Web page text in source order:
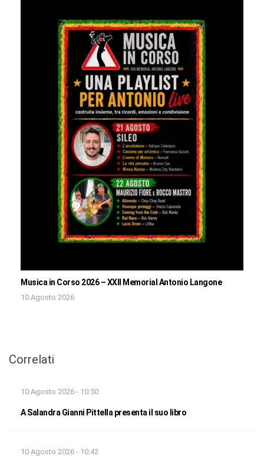
Musica in Corso 2026 – XXII Memorial Antonio Langone
10 Agosto 2026
Correlati
10 Agosto 2026 - 10:50
A Salandra Gianni Pittella presenta il suo libro
10 Agosto 2026 - 10:42